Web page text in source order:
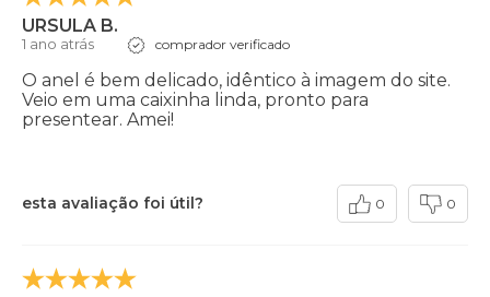
URSULA B.
1 ano atrás comprador verificado
O anel é bem delicado, idêntico à imagem do site.
Veio em uma caixinha linda, pronto para
presentear. Amei!
esta avaliação foi útil? 0 0